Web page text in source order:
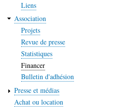
Liens
Association
Projets
Revue de presse
Statistiques
Financer
Bulletin d'adhésion
Presse et médias
Achat ou location